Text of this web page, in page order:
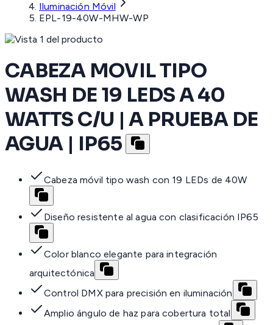
Iluminación Móvil
EPL-19-40W-MHW-WP
CABEZA MOVIL TIPO
WASH DE 19 LEDS A 40
WATTS C/U | A PRUEBA DE
AGUA | IP65
Cabeza móvil tipo wash con 19 LEDs de 40W
Diseño resistente al agua con clasificación IP65
Color blanco elegante para integración
arquitectónica
Control DMX para precisión en iluminación
Amplio ángulo de haz para cobertura total